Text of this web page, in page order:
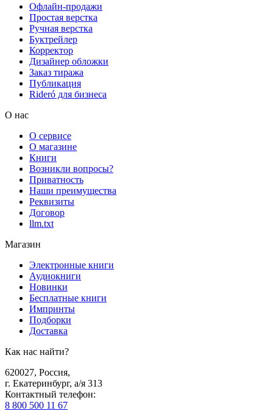
Офлайн-продажи
Простая верстка
Ручная верстка
Буктрейлер
Корректор
Дизайнер обложки
Заказ тиража
Публикация
Rideró для бизнеса
О нас
О сервисе
О магазине
Книги
Возникли вопросы?
Приватность
Наши преимущества
Реквизиты
Договор
llm.txt
Магазин
Электронные книги
Аудиокниги
Новинки
Бесплатные книги
Импринты
Подборки
Доставка
Как нас найти?
620027, Россия,
г. Екатеринбург, а/я 313
Контактный телефон:
8 800 500 11 67